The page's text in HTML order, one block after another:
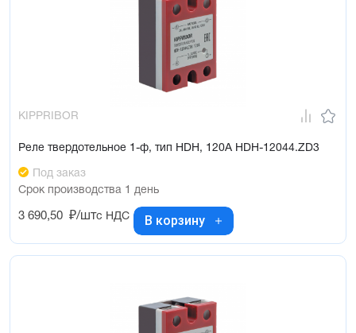
KIPPRIBOR
Реле твердотельное 1-ф, тип HDH, 120А HDH-12044.ZD3
Под заказ
Срок производства 1 день
3 690,50 ₽/штс НДС В корзину